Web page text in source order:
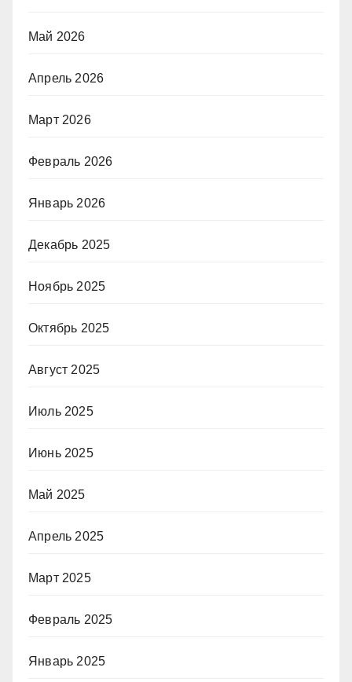
Май 2026
Апрель 2026
Март 2026
Февраль 2026
Январь 2026
Декабрь 2025
Ноябрь 2025
Октябрь 2025
Август 2025
Июль 2025
Июнь 2025
Май 2025
Апрель 2025
Март 2025
Февраль 2025
Январь 2025